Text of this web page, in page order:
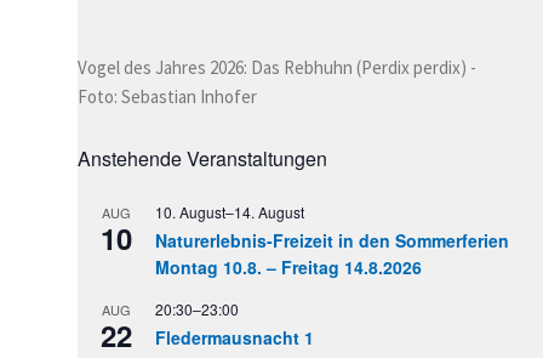
Vogel des Jahres 2026: Das Rebhuhn (Perdix perdix) -
Foto: Sebastian Inhofer
Anstehende Veranstaltungen
AUG
10
10. August–14. August
Naturerlebnis-Freizeit in den Sommerferien
Montag 10.8. – Freitag 14.8.2026
AUG
22
20:30–23:00
Fledermausnacht 1